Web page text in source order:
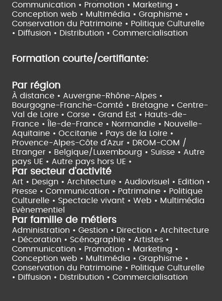
Communication • Promotion • Marketing •
Conception web • Multimédia • Graphisme •
Conservation du Patrimoine • Politique Culturelle
• Diffusion • Distribution • Commercialisation
Formation courte/certifiante:
Par région
À distance • Auvergne-Rhône-Alpes •
Bourgogne-Franche-Comté • Bretagne • Centre-
Val de Loire • Corse • Grand Est • Hauts-de-
France •
Île-de-France • Normandie • Nouvelle-
Aquitaine • Occitanie • Pays de la Loire •
Provence-Alpes-Côte d'Azur • DROM-COM /
Etranger • Belgique/Luxembourg • Suisse • Autre
pays UE • Autre pays hors UE •
Par secteur d'activité
Art • Design • Architecture • Audiovisuel • Edition •
Presse • Communication • Patrimoine • Politique
Culturelle • Spectacle vivant • Web • Multimédia
Evènementiel
Par famille de métiers
Administration • Gestion • Direction • Architecture
• Décoration • Scénographie • Artistes •
Communication • Promotion • Marketing •
Conception web • Multimédia • Graphisme •
Conservation du Patrimoine • Politique Culturelle
• Diffusion • Distribution • Commercialisation